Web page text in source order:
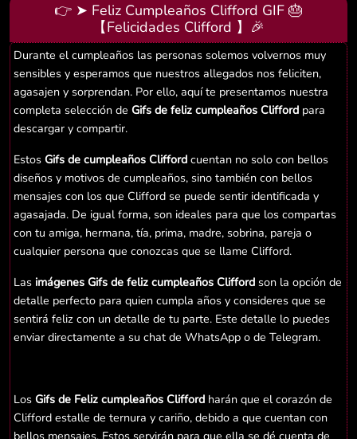
👉 ➤ Feliz Cumpleaños Clifford GIF 🎂
【Felicidades Clifford 】🎉
Durante el cumpleaños las personas solemos volvernos muy
sensibles y esperamos que nuestros allegados nos feliciten,
agasajen y sorprendan. Por ello, aquí te presentamos nuestra
completa selección de Gifs de feliz cumpleaños Clifford para
descargar y compartir.
Estos Gifs de cumpleaños Clifford cuentan no solo con bellos
diseños y motivos de cumpleaños, sino también con bellos
mensajes con los que Clifford se puede sentir identificada y
agasajada. De igual forma, son ideales para que los compartas
con tu amiga, hermana, tía, prima, madre, sobrina, pareja o
cualquier persona que conozcas que se llame Clifford.
Las imágenes Gifs de feliz cumpleaños Clifford son la opción de
detalle perfecto para quien cumpla años y consideres que se
sentirá feliz con un detalle de tu parte. Este detalle lo puedes
enviar directamente a su chat de WhatsApp o de Telegram.
Los Gifs de Feliz cumpleaños Clifford harán que el corazón de
Clifford estalle de ternura y cariño, debido a que cuentan con